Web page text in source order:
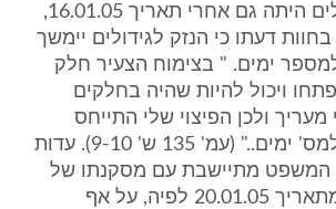
הריסוס על הגידולים היתה גם אחרי תאריך 16.01.05,
דעתו כי הנזק לגידולים יימשך
ימים. " בצימוח הצעיר חלק
ויכול להיות שהיה בחלקים
מעריך ולכן הפיצוי שלי התייחס
לחודש ימים ולא למס' ימים.." (עמ' 135 ש' 9-10). עדות
המשפט מתיישבת עם מסקנתו של
הלל מנור (ת/3), מתאריך 20.01.05 לפיה, על אף